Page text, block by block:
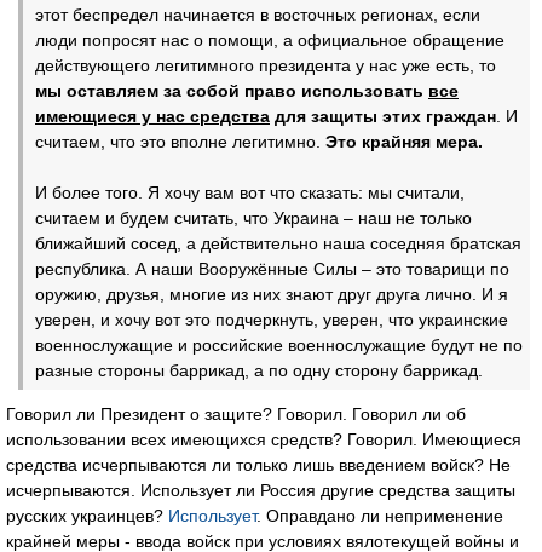
этот беспредел начинается в восточных регионах, если
люди попросят нас о помощи, а официальное обращение
действующего легитимного президента у нас уже есть, то
мы оставляем за собой право использовать все
имеющиеся у нас средства для защиты этих граждан . И
считаем, что это вполне легитимно. Это крайняя мера.
И более того. Я хочу вам вот что сказать: мы считали,
считаем и будем считать, что Украина – наш не только
ближайший сосед, а действительно наша соседняя братская
республика. А наши Вооружённые Силы – это товарищи по
оружию, друзья, многие из них знают друг друга лично. И я
уверен, и хочу вот это подчеркнуть, уверен, что украинские
военнослужащие и российские военнослужащие будут не по
разные стороны баррикад, а по одну сторону баррикад.
Говорил ли Президент о защите? Говорил. Говорил ли об
использовании всех имеющихся средств? Говорил. Имеющиеся
средства исчерпываются ли только лишь введением войск? Не
исчерпываются. Использует ли Россия другие средства защиты
русских украинцев? Использует. Оправдано ли неприменение
крайней меры - ввода войск при условиях вялотекущей войны и